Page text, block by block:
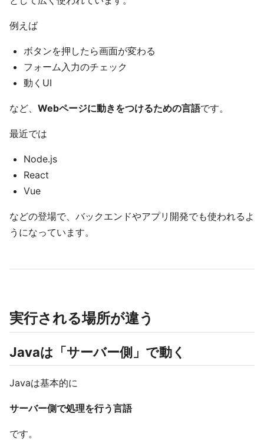
例えば
ボタンを押したら画面が変わる
フォーム入力のチェック
動くUI
など、 Webページに動きをつけるための言語です。
最近では
Node.js
React
Vue
などの登場で、バックエンドやアプリ開発でも使われるよ
うになっています。
実行される場所が違う
Javaは「サーバー側」で動く
Javaは基本的に
サーバー側で処理を行う言語
です。